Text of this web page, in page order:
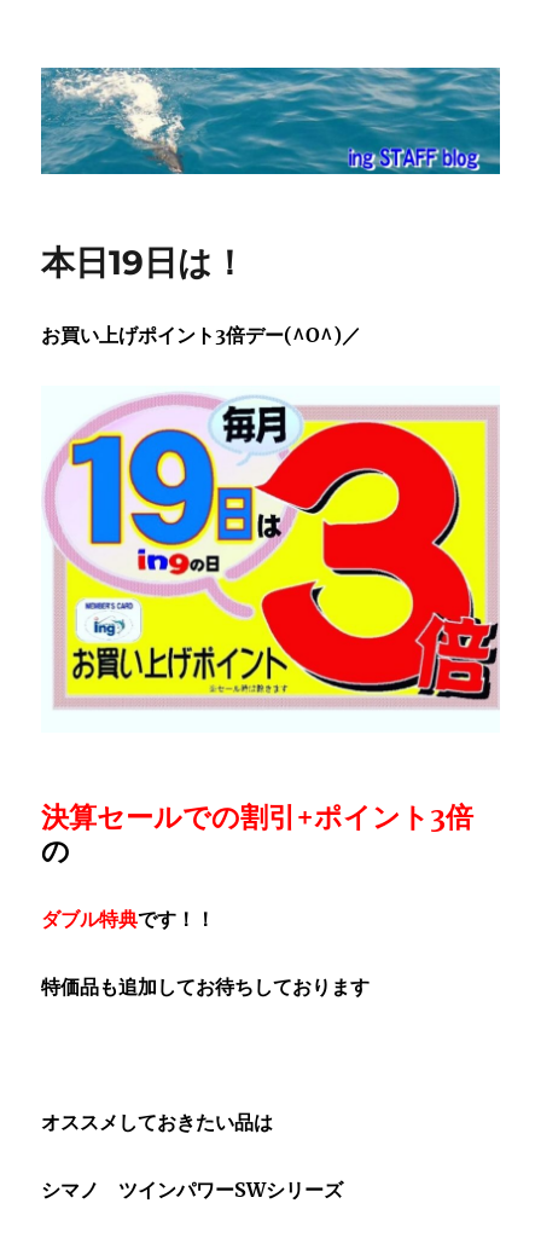
ing STAFF blog
本日19日は！
お買い上げポイント 3倍デー(^O^)／
決算セールでの割引+ポイント3倍
の
ダブル特典です！！
特価品も追加してお待ちしております
オススメしておきたい品は
シマノ ツインパワーSWシリーズ